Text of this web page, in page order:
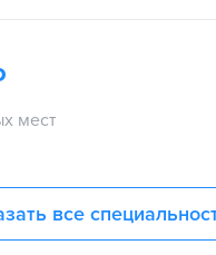
мест
все